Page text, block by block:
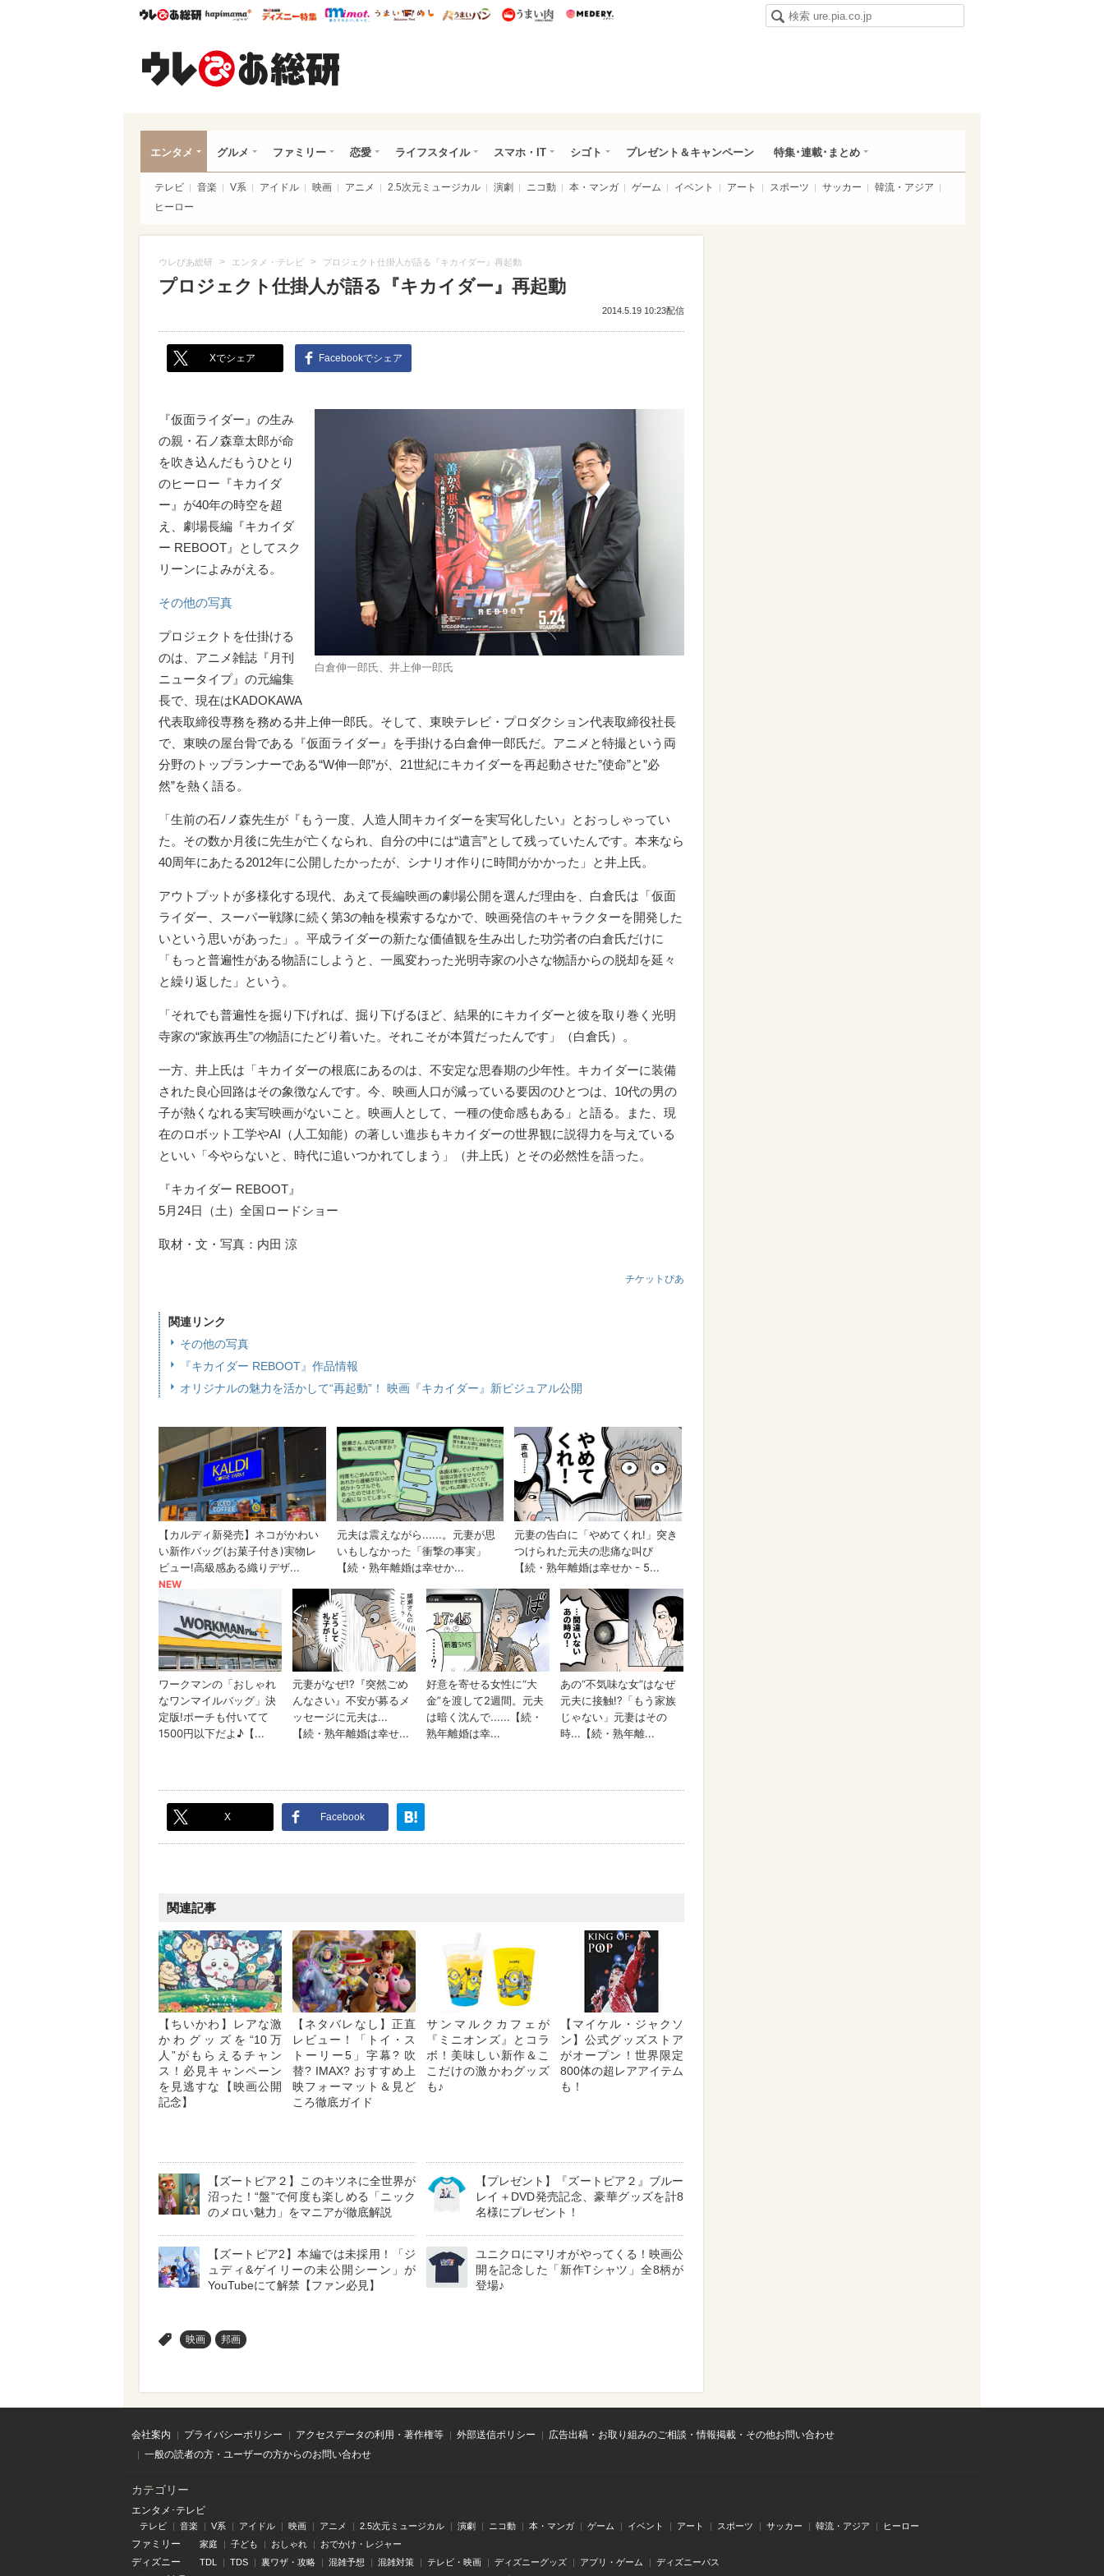
ウレぴあ総研ハピママ* ウレぴあ総研 ディズニー特集
mimot. うまいめし うまいパン うまい肉
エンタメ グルメ ファミリー 恋愛 ライフスタイル スマホ・IT シゴト プレゼント＆キャンペーン 特集･連載･まとめ
テレビ 音楽 V系 アイドル 映画 アニメ 2.5次元ミュージカル 演劇 ニコ動 本・マンガ ゲーム イベント アート スポーツ サッカー
韓流・アジア
ヒーロー
ウレぴあ総研 > エンタメ・テレビ > プロジェクト仕掛人が語る『キカイダー』再起動
プロジェクト仕掛人が語る『キカイダー』再起動
2014.5.19 10:23配信
Xでシェア Facebookでシェア
白倉伸一郎氏、井上伸一郎氏
『仮面ライダー』の生み
の親・石ノ森章太郎が命
を吹き込んだもうひとり
のヒーロー『キカイダ
ー』が40年の時空を超
え、劇場長編『キカイダ
ー REBOOT』としてスク
リーンによみがえる。
その他の写真
プロジェクトを仕掛ける
のは、アニメ雑誌『月刊
ニュータイプ』の元編集
長で、現在はKADOKAWA
代表取締役専務を務める井上伸一郎氏。そして、東映テレビ・プロダクション代表取締役社長
で、東映の屋台骨である『仮面ライダー』を手掛ける白倉伸一郎氏だ。アニメと特撮という両
分野のトップランナーである“W伸一郎”が、21世紀にキカイダーを再起動させた”使命”と”必
然”を熱く語る。
「生前の石ﾉノ森先生が『もう一度、人造人間キカイダーを実写化したい』とおっしゃってい
た。その数か月後に先生が亡くなられ、自分の中には“遺言”として残っていたんです。本来なら
40周年にあたる2012年に公開したかったが、シナリオ作りに時間がかかった」と井上氏。
アウトプットが多様化する現代、あえて長編映画の劇場公開を選んだ理由を、白倉氏は「仮面
ライダー、スーパー戦隊に続く第3の軸を模索するなかで、映画発信のキャラクターを開発した
いという思いがあった」。平成ライダーの新たな価値観を生み出した功労者の白倉氏だけに
「もっと普遍性がある物語にしようと、一風変わった光明寺家の小さな物語からの脱却を延々
と繰り返した」という。
「それでも普遍性を掘り下げれば、掘り下げるほど、結果的にキカイダーと彼を取り巻く光明
寺家の“家族再生”の物語にたどり着いた。それこそが本質だったんです」（白倉氏）。
一方、井上氏は「キカイダーの根底にあるのは、不安定な思春期の少年性。キカイダーに装備
された良心回路はその象徴なんです。今、映画人口が減っている要因のひとつは、10代の男の
子が熱くなれる実写映画がないこと。映画人として、一種の使命感もある」と語る。また、現
在のロボット工学やAI（人工知能）の著しい進歩もキカイダーの世界観に説得力を与えている
といい「今やらないと、時代に追いつかれてしまう」（井上氏）とその必然性を語った。
『キカイダー REBOOT』
5月24日（土）全国ロードショー
取材・文・写真：内田 涼
チケットぴあ
関連リンク
その他の写真
『キカイダー REBOOT』作品情報
オリジナルの魅力を活かして“再起動”！ 映画『キカイダー』新ビジュアル公開
X Facebook
関連記事
【ちいかわ】レアな激
かわグッズを“10万
人”がもらえるチャン
ス！必見キャンペーン
を見逃すな【映画公開
記念】
【ネタバレなし】正直
レビュー！「トイ・ス
トーリー5」字幕? 吹
替? IMAX? おすすめ上
映フォーマット＆見ど
ころ徹底ガイド
サンマルクカフェが
『ミニオンズ』とコラ
ボ！美味しい新作＆こ
こだけの激かわグッズ
も♪
【マイケル・ジャクソ
ン】公式グッズストア
がオープン！世界限定
800体の超レアアイテム
も！
【ズートピア２】このキツネに全世界が
沼った！“盤”で何度も楽しめる「ニック
のメロい魅力」をマニアが徹底解説
【プレゼント】『ズートピア２』ブルー
レイ＋DVD発売記念、豪華グッズを計8
名様にプレゼント！
【ズートピア2】本編では未採用！「ジ
ュディ&ゲイリーの未公開シーン」が
YouTubeにて解禁【ファン必見】
ユニクロにマリオがやってくる！映画公
開を記念した「新作Tシャツ」全8柄が
登場♪
映画 邦画
会社案内 プライバシーポリシー アクセスデータの利用・著作権等 外部送信ポリシー
広告出稿・お取り組みのご相談・情報掲載・その他お問い合わせ
一般の読者の方・ユーザーの方からのお問い合わせ
カテゴリー
エンタメ･テレビ
テレビ 音楽 V系 アイドル 映画 アニメ 2.5次元ミュージカル 演劇 ニコ動 本・マンガ ゲーム イベント アート スポーツ サッカー 韓流・アジア ヒーロー
ファミリー 家庭 子ども おしゃれ おでかけ・レジャー
ディズニー TDL TDS 裏ワザ・攻略 混雑予想 混雑対策 テレビ・映画 ディズニーグッズ アプリ・ゲーム ディズニーパス